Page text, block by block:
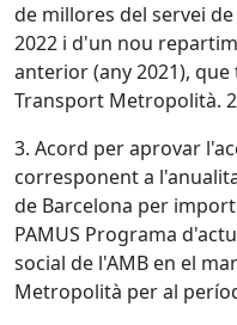
de millores del servei
2022 i d'un nou
anterior (any 2021),
Transport Metropolità.
3. Acord per aprovar
corresponent a
de Barcelona per import
PAMUS Programa
social de l'AMB en el
Metropolità per al